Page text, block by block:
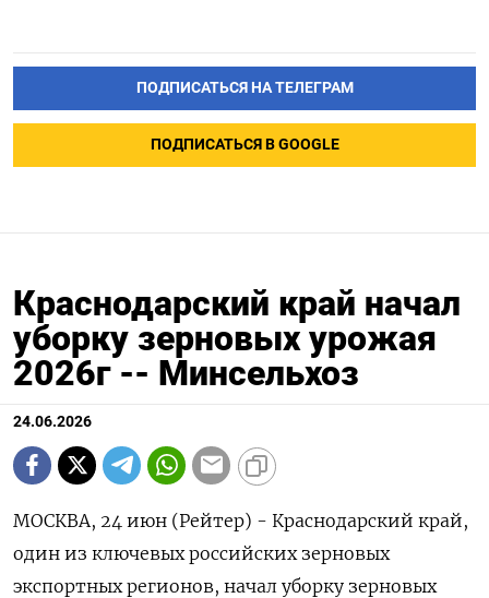
ПОДПИСАТЬСЯ НА ТЕЛЕГРАМ
ПОДПИСАТЬСЯ В GOOGLE
Краснодарский край начал
уборку зерновых урожая
2026г -- Минсельхоз
24.06.2026
МОСКВА, 24 июн (Рейтер) - Краснодарский край,
один из ключевых российских зерновых
экспортных регионов, начал ‌уборку зерновых